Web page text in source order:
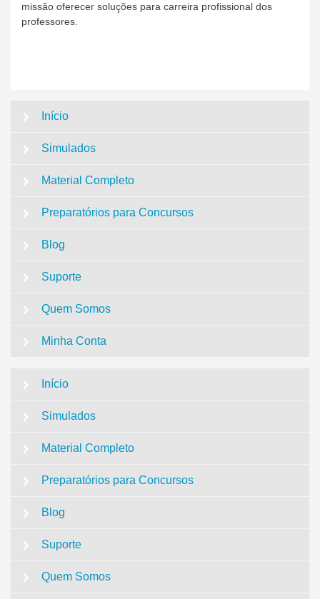
missão oferecer soluções para carreira profissional dos
professores.
Início
Simulados
Material Completo
Preparatórios para Concursos
Blog
Suporte
Quem Somos
Minha Conta
Início
Simulados
Material Completo
Preparatórios para Concursos
Blog
Suporte
Quem Somos